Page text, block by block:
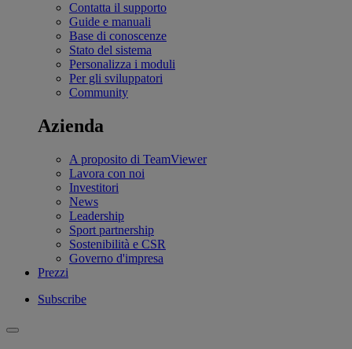
Contatta il supporto
Guide e manuali
Base di conoscenze
Stato del sistema
Personalizza i moduli
Per gli sviluppatori
Community
Azienda
A proposito di TeamViewer
Lavora con noi
Investitori
News
Leadership
Sport partnership
Sostenibilità e CSR
Governo d'impresa
Prezzi
Subscribe